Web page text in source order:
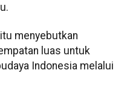
menyebutkan
luas untuk
Indonesia melalui